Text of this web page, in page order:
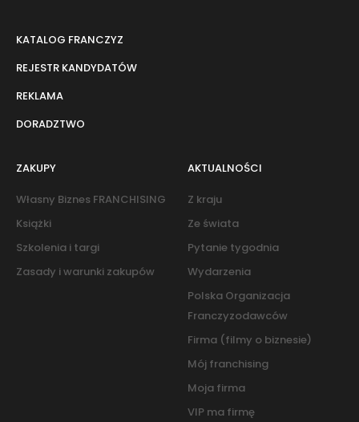
KATALOG FRANCZYZ
REJESTR KANDYDATÓW
REKLAMA
DORADZTWO
ZAKUPY
Własny Biznes FRANCHISING
Książki
Szkolenia i targi
Zasady i warunki zakupów
AKTUALNOŚCI
Z kraju
Ze świata
Pytanie tygodnia
Wydarzenia
Polska Organizacja
Franczyzodawców
Firma (filmy o biznesie)
Mój franchising
Moja firma
VIP ma firmę